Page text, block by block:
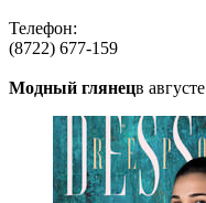
Телефон:
(8722) 677-159
Модный глянецв августе